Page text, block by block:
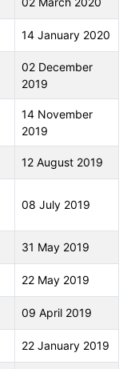
14 January 2020
02 December
2019
14 November
2019
12 August 2019
08 July 2019
31 May 2019
22 May 2019
09 April 2019
22 January 2019